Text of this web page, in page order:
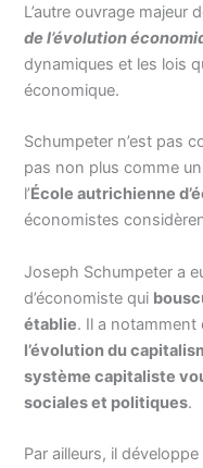
L’autre ouvrage majeur
de l’évolution
dynamiques et les lois
économique.
Schumpeter n’est pas
pas non plus comme un
l’École autrichienne
économistes
Joseph Schumpeter a
d’économiste qui
établie. Il a
l’évolution du
système capitaliste
sociales et politiques.
Par ailleurs, il